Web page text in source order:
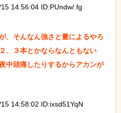
14:56:04 ID:PUndw/.fg
、そんなん強さと量によるやろ
、３本とかならなんともない
中頭痛したりするからアカンが
14:58:02 ID:ixsd51YqN